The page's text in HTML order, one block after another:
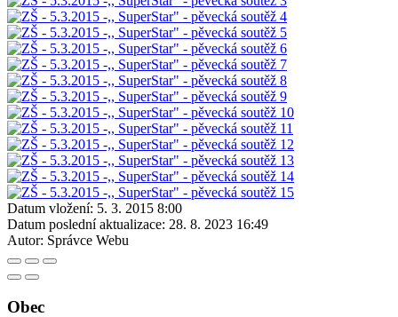
Datum vložení: 5. 3. 2015 8:00
Datum poslední aktualizace: 28. 8. 2023 16:49
Autor: Správce Webu
Obec